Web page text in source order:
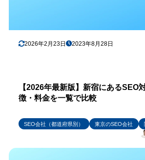
2026年2月23日 2023年8月28日
【2026年最新版】新宿にあるSEO
徴・料金を一覧で比較
SEO会社（都道府県別） 東京のSEO会社